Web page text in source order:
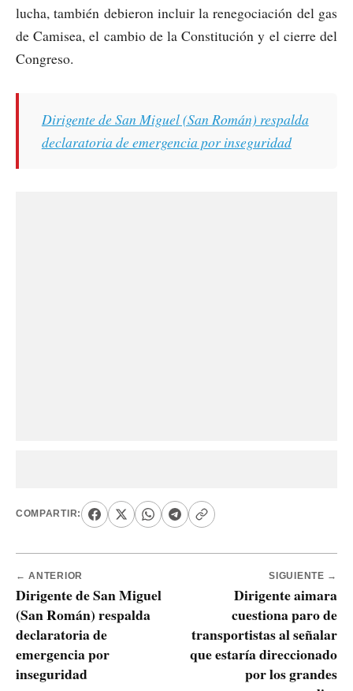
lucha, también debieron incluir la renegociación del gas
de Camisea, el cambio de la Constitución y el cierre del
Congreso.
Dirigente de San Miguel (San Román) respalda
declaratoria de emergencia por inseguridad
COMPARTIR:
← ANTERIOR
Dirigente de San Miguel
(San Román) respalda
declaratoria de
emergencia por
inseguridad
SIGUIENTE →
Dirigente aimara
cuestiona paro de
transportistas al señalar
que estaría direccionado
por los grandes